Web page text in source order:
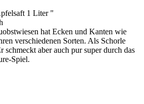
1 Liter "
hat Ecken und Kanten wie
verschiedenen Sorten. Als Schorle
schmeckt aber auch pur super durch das
Spiel.